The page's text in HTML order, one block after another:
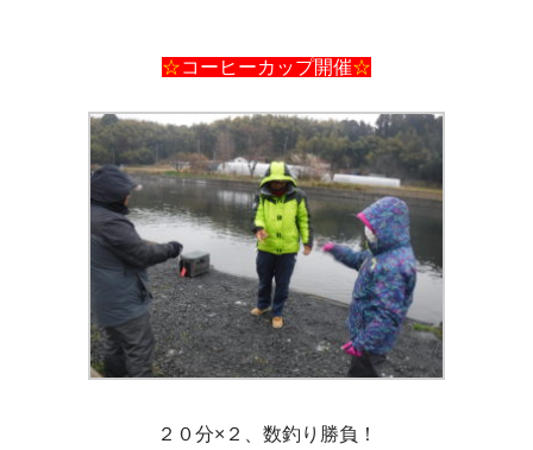
☆コーヒーカップ開催☆
２０分×２、数釣り勝負！